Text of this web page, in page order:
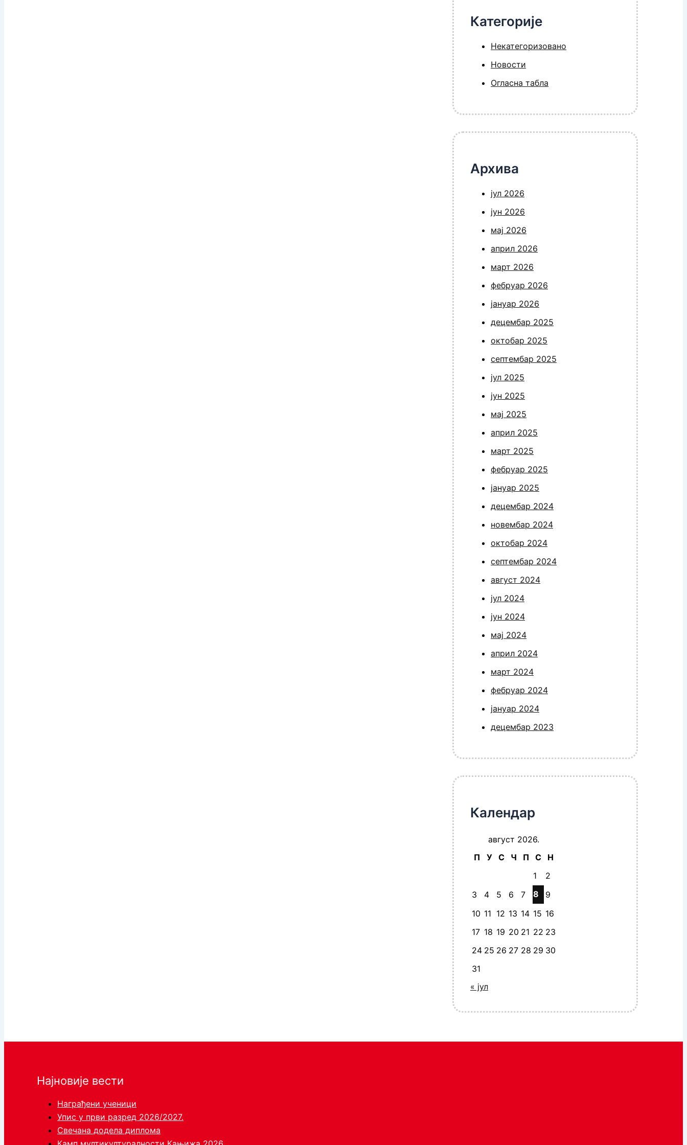
Категорије
Некатегоризовано
Новости
Огласна табла
Архива
јул 2026
јун 2026
мај 2026
април 2026
март 2026
фебруар 2026
јануар 2026
децембар 2025
октобар 2025
септембар 2025
јул 2025
јун 2025
мај 2025
април 2025
март 2025
фебруар 2025
јануар 2025
децембар 2024
новембар 2024
октобар 2024
септембар 2024
август 2024
јул 2024
јун 2024
мај 2024
април 2024
март 2024
фебруар 2024
јануар 2024
децембар 2023
Календар
август 2026.
П
У С Ч П С
Н
1
2
3
4 5 6 7 8
9
10 11 12 13 14 15 16
17 18 19 20 21 22 23
24 25 26 27 28 29 30
31
« јул
Најновије вести
Награђени ученици
Упис у први разред 2026/2027.
Свечана додела диплома